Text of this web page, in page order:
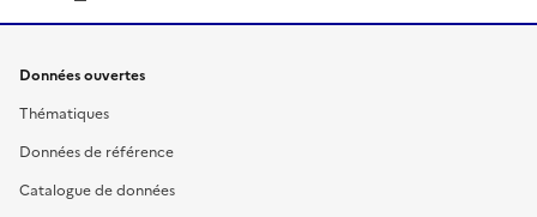
Données ouvertes
Thématiques
Données de référence
Catalogue de données